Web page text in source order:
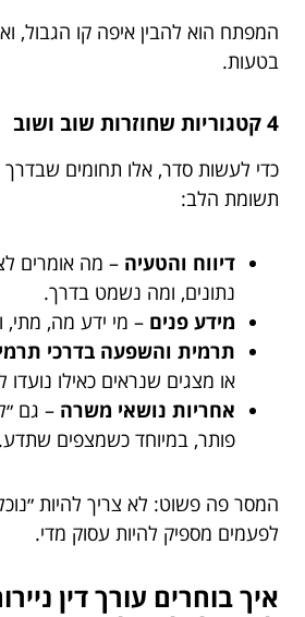
המפתח הוא להבין איפה קו הגבול,
בטעות.
4 קטגוריות שחוזרות שוב ושוב
כדי לעשות סדר, אלו תחומים
תשומת הלב:
דיווח והטעיה – מה אומרים
נתונים, ומה נשמט בדרך.
מידע פנים – מי ידע מה,
תרמית והשפעה בדרכי
או מצגים שנראים כאילו
אחריות נושאי משרה – גם
פותר, במיוחד כשמצפים שתדע.
המסר פה פשוט: לא צריך להיות
לפעמים מספיק להיות עסוק מדי.
איך בוחרים עורך דין